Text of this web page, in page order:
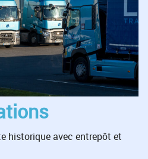
historique avec entrepôt et